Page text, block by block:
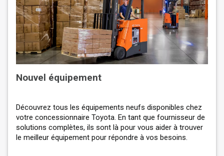
Nouvel équipement
Découvrez tous les équipements neufs disponibles chez
votre concessionnaire Toyota. En tant que fournisseur de
solutions complètes, ils sont là pour vous aider à trouver
le meilleur équipement pour répondre à vos besoins.